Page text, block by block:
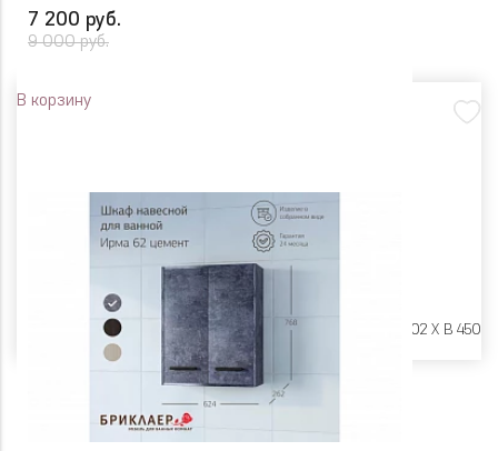
7 200 руб.
9 000 руб.
В корзину
Ш 450 X Г 602 X В 450